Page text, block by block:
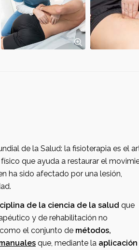
es el arte y
a restaurar el movimiento
sido afectado por una lesión,
de la ciencia de la salud que
y de rehabilitación no
Se define como el conjunto de métodos,
que, mediante la